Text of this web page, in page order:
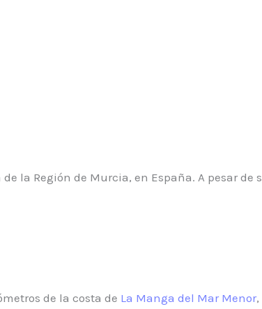
la Región de Murcia, en España. A pesar
de la costa de La Manga del Mar Menor